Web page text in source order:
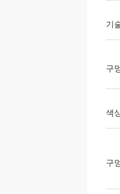
기
구
색
구